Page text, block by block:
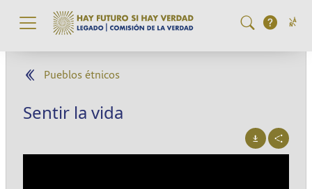
Pasar al contenido principal
Pueblos étnicos
Sentir la vida